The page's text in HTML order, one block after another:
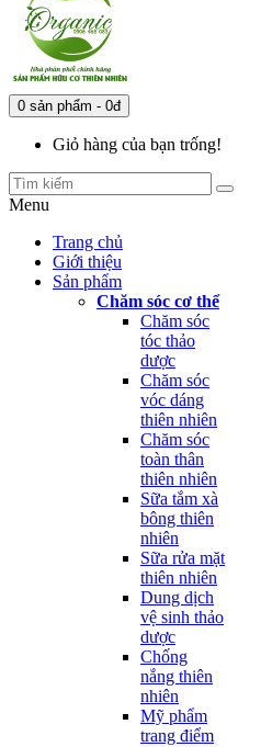
0 sản phẩm - 0đ
Giỏ hàng của bạn trống!
Menu
Trang chủ
Giới thiệu
Sản phẩm
Chăm sóc cơ thể
Chăm sóc
tóc thảo
dược
Chăm sóc
vóc dáng
thiên nhiên
Chăm sóc
toàn thân
thiên nhiên
Sữa tắm xà
bông thiên
nhiên
Sữa rửa mặt
thiên nhiên
Dung dịch
vệ sinh thảo
dược
Chống
nắng thiên
nhiên
Mỹ phẩm
trang điểm